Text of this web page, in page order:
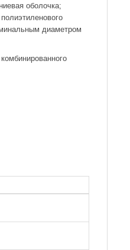
оболочка;
диаметром